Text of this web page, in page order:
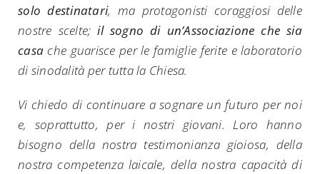
solo destinatari, ma protagonisti coraggiosi delle
nostre scelte;il sogno di un’Associazione che sia
casa che guarisce per le famiglie ferite e laboratorio
di sinodalità per tutta la Chiesa.
Vi chiedo di continuare a sognare un futuro per noi
e, soprattutto, per i nostri giovani. Loro hanno
bisogno della nostra testimonianza gioiosa, della
nostra competenza laicale, della nostra capacità di
Search
for: